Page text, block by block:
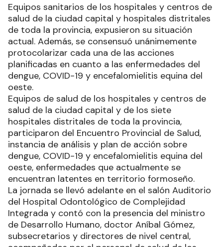
Equipos sanitarios de los hospitales y centros de
salud de la ciudad capital y hospitales distritales
de toda la provincia, expusieron su situación
actual. Además, se consensuó unánimemente
protocolarizar cada una de las acciones
planificadas en cuanto a las enfermedades del
dengue, COVID-19 y encefalomielitis equina del
oeste.
Equipos de salud de los hospitales y centros de
salud de la ciudad capital y de los siete
hospitales distritales de toda la provincia,
participaron del Encuentro Provincial de Salud,
instancia de análisis y plan de acción sobre
dengue, COVID-19 y encefalomielitis equina del
oeste, enfermedades que actualmente se
encuentran latentes en territorio formoseño.
La jornada se llevó adelante en el salón Auditorio
del Hospital Odontológico de Complejidad
Integrada y contó con la presencia del ministro
de Desarrollo Humano, doctor Aníbal Gómez,
subsecretarios y directores de nivel central,